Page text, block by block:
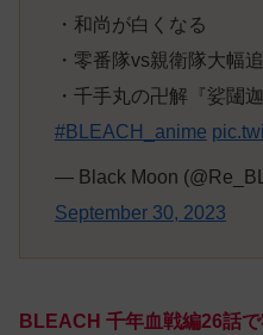
・和尚が白くなる
・零番隊vs親衛隊大幅
・千手丸の卍解『娑闥
#BLEACH_anime
— Black Moon
September 30, 2023
BLEACH 千年血戦編26話